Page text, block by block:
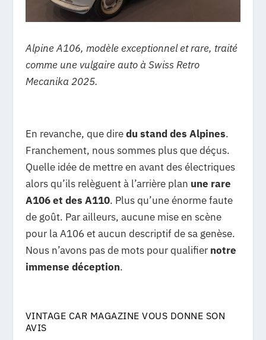
Alpine A106, modèle exceptionnel et rare, traité
comme une vulgaire auto à Swiss Retro
Mecanika 2025.
En revanche, que diredu stand des Alpines.
Franchement, nous sommes plus que déçus.
Quelle idée de mettre en avant des électriques
alors qu’ils relèguent à l’arrière plan une rare
A106 et des A110. Plus qu’une énorme faute
de goût. Par ailleurs, aucune mise en scène
pour la A106 et aucun descriptif de sa genèse.
Nous n’avons pas de mots pour qualifier notre
immense déception.
VINTAGE CAR MAGAZINE VOUS DONNE SON
AVIS